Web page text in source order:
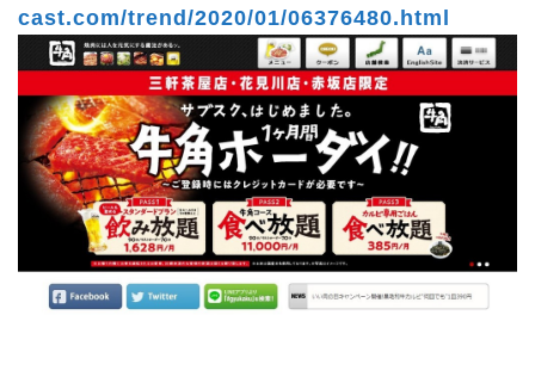
cast.com/trend/2020/01/06376480.html